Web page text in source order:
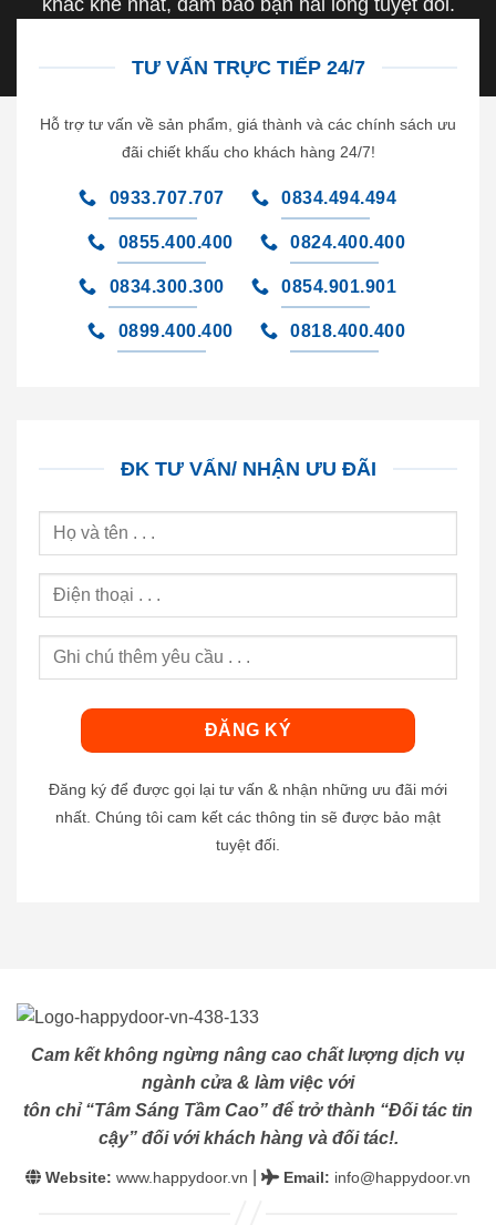
TƯ VẤN TRỰC TIẾP 24/7
Hỗ trợ tư vấn về sản phẩm, giá thành và các chính sách ưu
đãi chiết khấu cho khách hàng 24/7!
0933.707.707 0834.494.494
0855.400.400 0824.400.400
0834.300.300 0854.901.901
0899.400.400 0818.400.400
ĐK TƯ VẤN/ NHẬN ƯU ĐÃI
Đăng ký để được gọi lại tư vấn & nhận những ưu đãi mới
nhất. Chúng tôi cam kết các thông tin sẽ được bảo mật
tuyệt đối.
Cam kết không ngừng nâng cao chất lượng dịch vụ
ngành cửa & làm việc với
tôn chỉ “Tâm Sáng Tầm Cao” để trở thành “Đối tác tin
cậy” đối với khách hàng và đối tác!.
Website: www.happydoor.vn Email: info@happydoor.vn